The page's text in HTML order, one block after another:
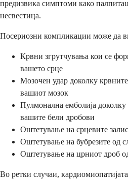
предизвика симптоми како
несвестица.
Посериозни компликации може да
Крвни згрутчувања кои се
вашето срце
Мозочен удар доколку
вашиот мозок
Пулмонална емболија доколку
вашите бели дробови
Оштетување на срцевите
Оштетување на бубрезите од
Оштетување на црниот дроб
Во ретки случаи,